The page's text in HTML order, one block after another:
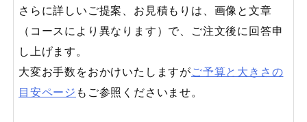
さらに詳しいご提案、お見積もりは、画像と文章
（コースにより異なります）で、ご注文後に回答申
し上げます。
大変お手数をおかけいたしますがご予算と大きさの
目安ページ もご参照くださいませ。